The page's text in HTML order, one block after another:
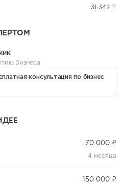
31 342 ₽
бизнеса
консультация по бизнес
70 000 ₽
4 месяца
150 000 ₽